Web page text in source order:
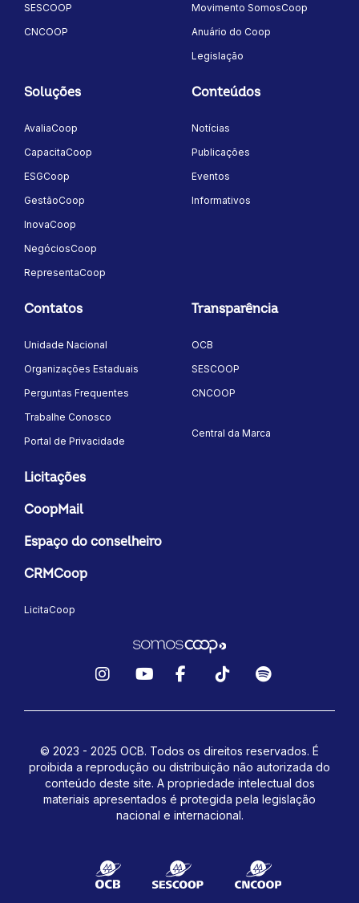
SESCOOP
CNCOOP
Movimento SomosCoop
Anuário do Coop
Legislação
Soluções
AvaliaCoop
CapacitaCoop
ESGCoop
GestãoCoop
InovaCoop
NegóciosCoop
RepresentaCoop
Conteúdos
Notícias
Publicações
Eventos
Informativos
Contatos
Unidade Nacional
Organizações Estaduais
Perguntas Frequentes
Trabalhe Conosco
Portal de Privacidade
Transparência
OCB
SESCOOP
CNCOOP
Central da Marca
Licitações
CoopMail
Espaço do conselheiro
CRMCoop
LicitaCoop
© 2023 - 2025 OCB. Todos os direitos reservados. É
proibida a reprodução ou distribuição não autorizada do
conteúdo deste site. A propriedade intelectual dos
materiais apresentados é protegida pela legislação
nacional e internacional.